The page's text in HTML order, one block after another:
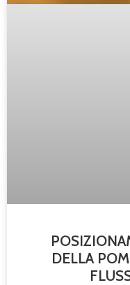
DELLA